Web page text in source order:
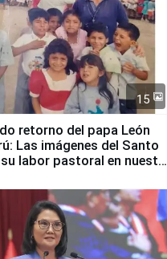
15
retorno del papa León
Las imágenes del Santo
su labor pastoral en nuestro